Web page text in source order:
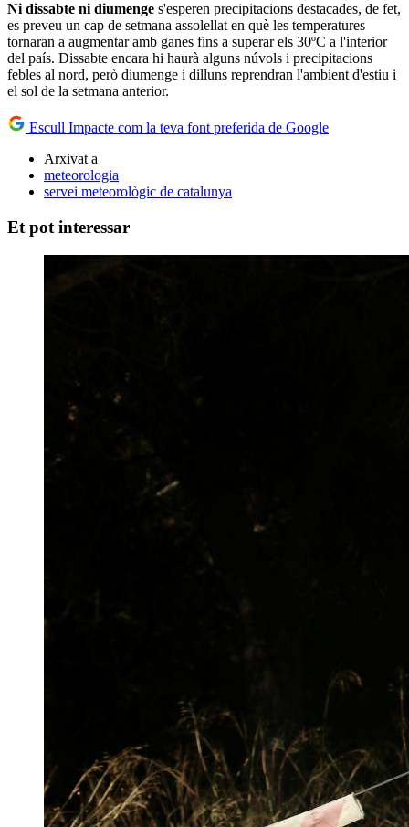
Ni dissabte ni diumenge s'esperen precipitacions destacades, de fet,
es preveu un cap de setmana assolellat en què les temperatures
tornaran a augmentar amb ganes fins a superar els 30ºC a l'interior
del país. Dissabte encara hi haurà alguns núvols i precipitacions
febles al nord, però diumenge i dilluns reprendran l'ambient d'estiu i
el sol de la setmana anterior.
Escull Impacte com la teva font preferida de Google
Arxivat a
meteorologia
servei meteorològic de catalunya
Et pot interessar